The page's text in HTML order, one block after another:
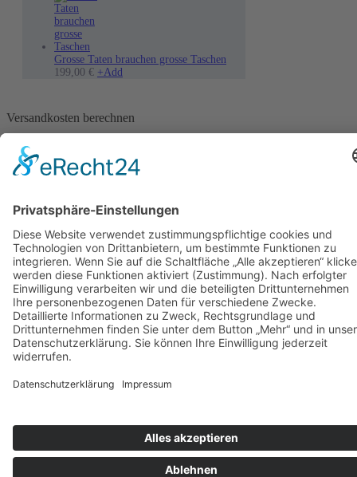
Die
Optionen
Produktseite
gewählt
Grosse Taten brauchen grosse Taschen
199,00 € +Add
Versandkosten berechnen